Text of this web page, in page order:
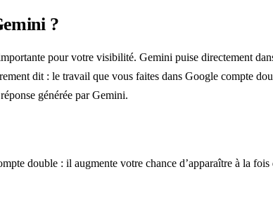
?
pour votre visibilité. Gemini puise directement
dit : le travail que vous faites dans Google compte
générée par Gemini.
double : il augmente votre chance d’apparaître à la